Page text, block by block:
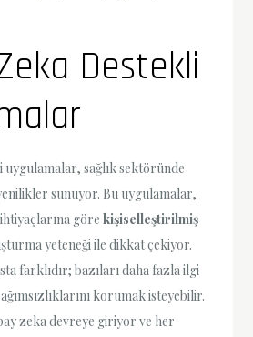
Destekli
uygulamalar, sağlık sektöründe
sunuyor. Bu uygulamalar,
görekişiselleştirilmiş
yeteneği ile dikkat çekiyor.
farklıdır; bazıları daha fazla ilgi
korumak isteyebilir.
zeka devreye giriyor ve her